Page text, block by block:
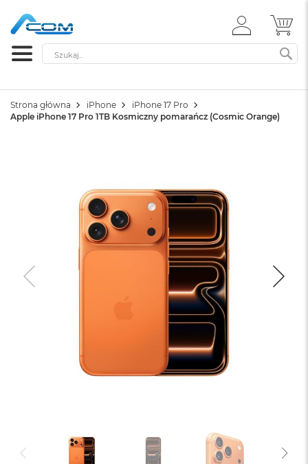
ZALOGUJ
SIĘ
Szukaj
Strona główna iPhone
iPhone 17 Pro
Apple iPhone 17 Pro 1TB Kosmiczny pomarańcz (Cosmic Orange)